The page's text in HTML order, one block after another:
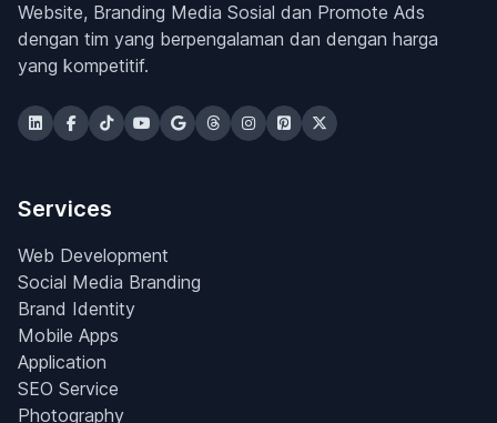
Website, Branding Media Sosial dan Promote Ads
dengan tim yang berpengalaman dan dengan harga
yang kompetitif.
Services
Web Development
Social Media Branding
Brand Identity
Mobile Apps
Application
SEO Service
Photography